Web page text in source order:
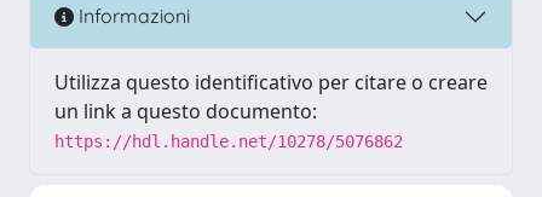
Informazioni
Utilizza questo identificativo per citare o creare
un link a questo documento:
https://hdl.handle.net/10278/5076862